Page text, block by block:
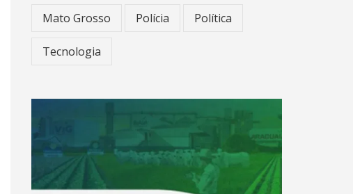
Mato Grosso Polícia Política
Tecnologia